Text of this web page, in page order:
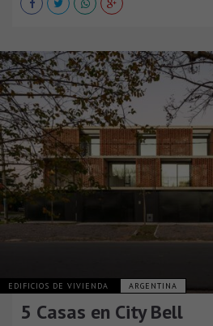
EDIFICIOS DE VIVIENDA ARGENTINA
5 Casas en City Bell